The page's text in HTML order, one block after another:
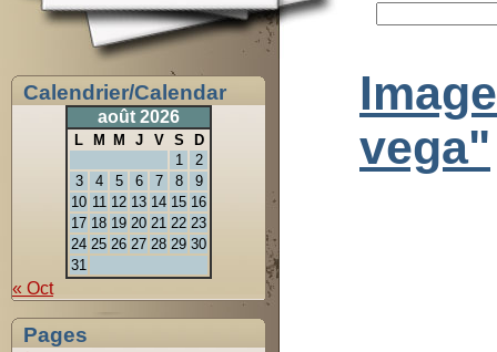
Calendrier/Calendar
août 2026
L M M J V S
D
1
2
3
4 5 6 7 8
9
10 11 12 13 14 15 16
17 18 19 20 21 22 23
24 25 26 27 28 29 30
31
« Oct
Pages
vega"